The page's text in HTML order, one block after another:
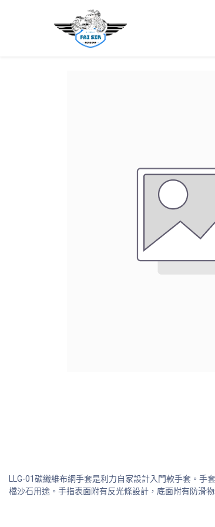
LLG-01碳纖維布網手套是利力自家設計入門款手套。
檔沙石用途。手指表面附有反光條設計，底面附有防滑